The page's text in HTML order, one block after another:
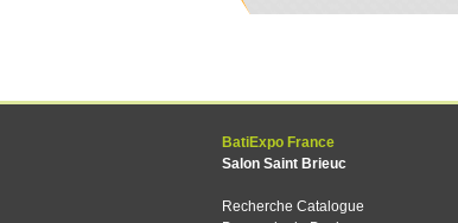
BatiExpo France
Salon Saint Brieuc
Recherche Catalogue